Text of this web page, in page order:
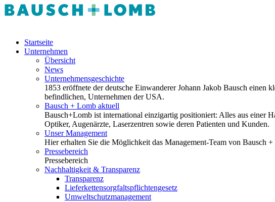
Startseite
Unternehmen
Übersicht
News
Unternehmensgeschichte
1853 eröffnete der deutsche Einwanderer Johann Jakob Bausch einen
befindlichen, Unternehmen der USA.
Bausch + Lomb aktuell
Bausch+Lomb ist international einzigartig positioniert: Alles aus einer
Optiker, Augenärzte, Laserzentren sowie deren Patienten und Kunden.
Unser Management
Hier erhalten Sie die Möglichkeit das Management-Team von Bausch
Pressebereich
Pressebereich
Nachhaltigkeit & Transparenz
Transparenz
Lieferkettensorgfaltspflichtengesetz
Umweltschutzmanagement